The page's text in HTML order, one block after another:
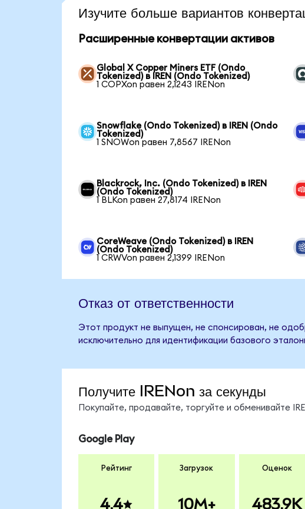
Изучите больше вариантов
Расширенные конвертации активов
Global X Copper Miners ETF (Ondo
Tokenized) в IREN (Ondo Tokenized)
1 COPXon равен 2,1243 IRENon
Snowflake (Ondo Tokenized) в IREN (Ondo
Tokenized)
1 SNOWon равен 7,8567 IRENon
Blackrock, Inc. (Ondo Tokenized) в IREN
(Ondo Tokenized)
1 BLKon равен 27,8174 IRENon
CoreWeave (Ondo Tokenized) в IREN
(Ondo Tokenized)
1 CRWVon равен 2,1399 IRENon
Отказ от ответственности
Этот продукт не выпущен, не спонсирован, не
исключительно для идентификации базового
Получите IRENon за секунды
Покупайте, продавайте, торгуйте и обменивайте
Google Play
Рейтинг
4.4
Загрузок
10M+
Оценок
483.9K